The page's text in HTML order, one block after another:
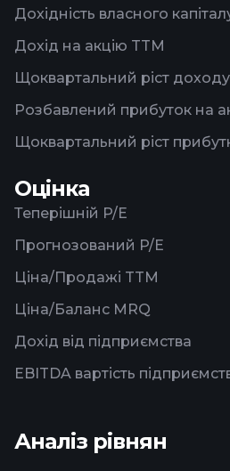
Дохідність власного
Дохід на акцію TTM
Щоквартальний ріст доходу
Розбавлений прибуток на
Щоквартальний ріст
Оцінка
Теперішній P/E
Прогнозований P/E
Ціна/Продажі TTM
Ціна/Баланс MRQ
Дохід від підприємства
EBITDA вартість
Аналіз рівнян